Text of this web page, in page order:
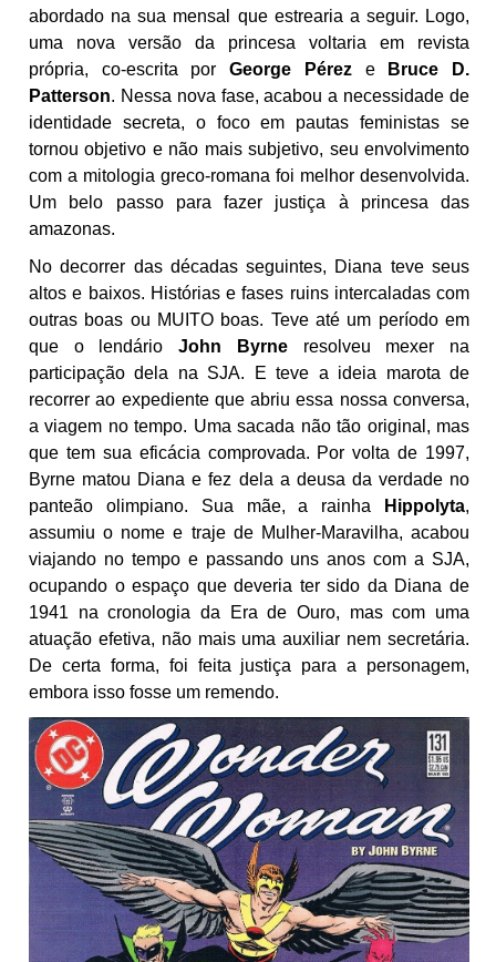
abordado na sua mensal que estrearia a seguir. Logo,
uma nova versão da princesa voltaria em revista
própria, co-escrita porGeorge Péreze
Bruce D.
Patterson. Nessa nova fase, acabou a necessidade de
identidade secreta, o foco em pautas feministas se
tornou objetivo e não mais subjetivo, seu envolvimento
com a mitologia greco-romana foi melhor desenvolvida.
Um belo passo para fazer justiça à princesa das
amazonas.
No decorrer das décadas seguintes, Diana teve seus
altos e baixos. Histórias e fases ruins intercaladas com
outras boas ou MUITO boas. Teve até um período em
que o lendárioJohn Byrneresolveu mexer na
participação dela na SJA. E teve a ideia marota de
recorrer ao expediente que abriu essa nossa conversa,
a viagem no tempo. Uma sacada não tão original, mas
que tem sua eficácia comprovada. Por volta de 1997,
Byrne matou Diana e fez dela a deusa da verdade no
panteão olimpiano. Sua mãe, a rainha
Hippolyta,
assumiu o nome e traje de Mulher-Maravilha, acabou
viajando no tempo e passando uns anos com a SJA,
ocupando o espaço que deveria ter sido da Diana de
1941 na cronologia da Era de Ouro, mas com uma
atuação efetiva, não mais uma auxiliar nem secretária.
De certa forma, foi feita justiça para a personagem,
embora isso fosse um remendo.